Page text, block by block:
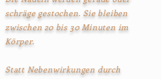
schräge gestochen. Sie bleiben
zwischen 20 bis 30 Minuten im
Körper.
Statt Nebenwirkungen durch